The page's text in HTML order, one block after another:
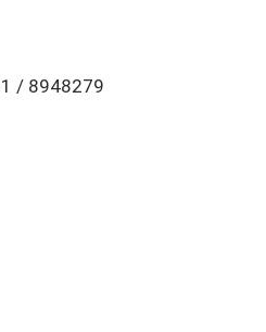
/ 8948279